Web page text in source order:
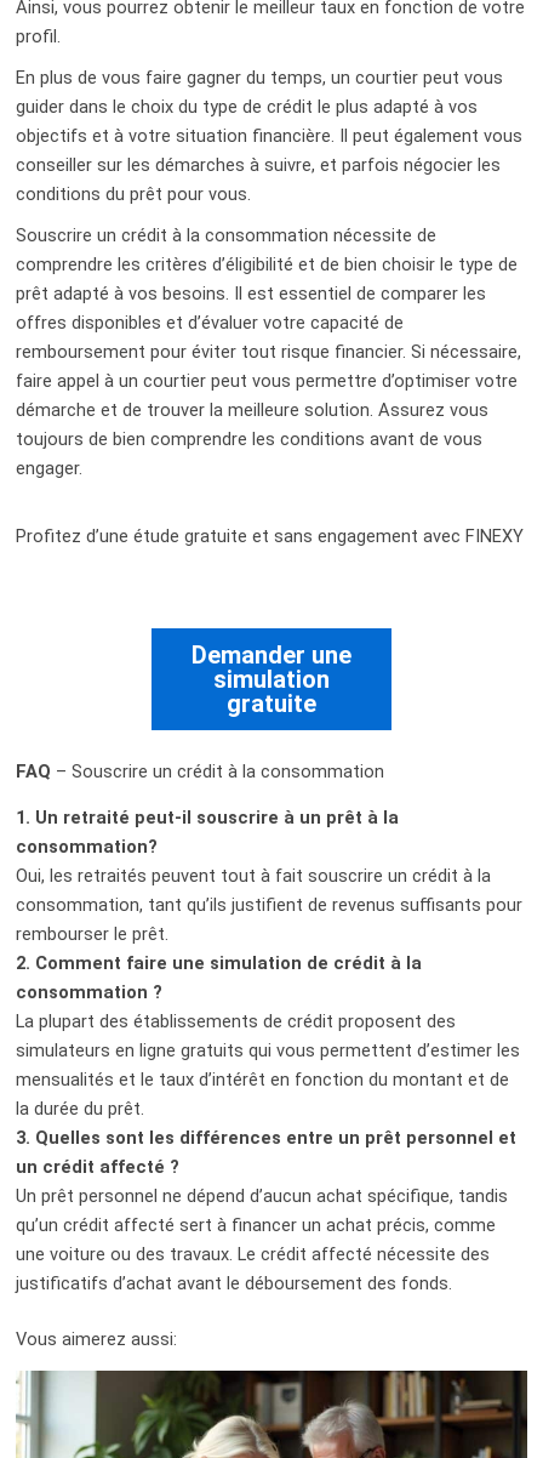
Ainsi, vous pourrez obtenir le meilleur taux en fonction de votre
profil.
En plus de vous faire gagner du temps, un courtier peut vous
guider dans le choix du type de crédit le plus adapté à vos
objectifs et à votre situation financière. Il peut également vous
conseiller sur les démarches à suivre, et parfois négocier les
conditions du prêt pour vous.
Souscrire un crédit à la consommation nécessite de
comprendre les critères d’éligibilité et de bien choisir le type de
prêt adapté à vos besoins. Il est essentiel de comparer les
offres disponibles et d’évaluer votre capacité de
remboursement pour éviter tout risque financier. Si nécessaire,
faire appel à un courtier peut vous permettre d’optimiser votre
démarche et de trouver la meilleure solution. Assurez vous
toujours de bien comprendre les conditions avant de vous
engager.
Profitez d’une étude gratuite et sans engagement avec FINEXY
Demander une
simulation
gratuite
FAQ – Souscrire un crédit à la consommation
1. Un retraité peut-il souscrire à un prêt à la
consommation?
Oui, les retraités peuvent tout à fait souscrire un crédit à la
consommation, tant qu’ils justifient de revenus suffisants pour
rembourser le prêt.
2. Comment faire une simulation de crédit à la
consommation ?
La plupart des établissements de crédit proposent des
simulateurs en ligne gratuits qui vous permettent d’estimer les
mensualités et le taux d’intérêt en fonction du montant et de
la durée du prêt.
3. Quelles sont les différences entre un prêt personnel et
un crédit affecté ?
Un prêt personnel ne dépend d’aucun achat spécifique, tandis
qu’un crédit affecté sert à financer un achat précis, comme
une voiture ou des travaux. Le crédit affecté nécessite des
justificatifs d’achat avant le déboursement des fonds.
Vous aimerez aussi: